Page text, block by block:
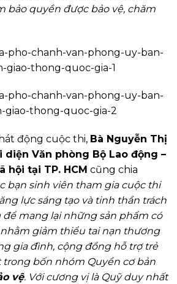
bảo quyền được bảo vệ, chăm
động cuộc thi, Bà Nguyễn Thị
diện Văn phòng Bộ Lao động –
hội tại TP. HCM cũng chia
bạn sinh viên tham gia cuộc thi
lực sáng tạo và tinh thần trách
mang lại những sản phẩm có
giảm thiểu tai nạn thương
gia đình, cộng đồng hỗ trợ trẻ
bốn nhóm Quyền cơ bản
vệ. Với cương vị là Quỹ duy nhất